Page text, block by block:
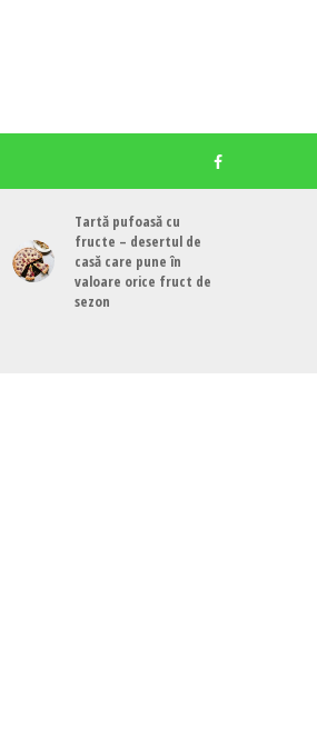
Tartă pufoasă cu
fructe – desertul de
casă care pune în
valoare orice fruct de
sezon